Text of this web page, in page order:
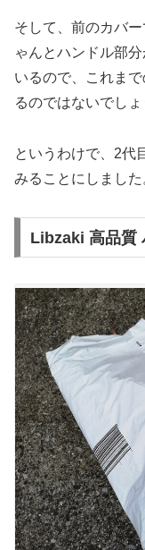
そして、前のカバ
ゃんとハンドル部
いるので、これま
るのではないでしょ
というわけで、2代
みることにしました
Libzaki 高品質